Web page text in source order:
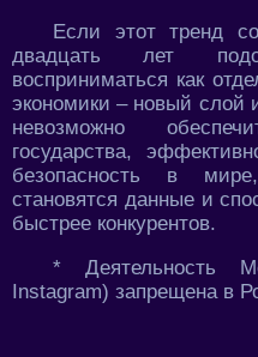
Если этот тренд
двадцать лет
восприниматься как
экономики – новый слой
невозможно
государства,
безопасность в
становятся данные и
быстрее конкурентов.
* Деятельность
Instagram) запрещена в